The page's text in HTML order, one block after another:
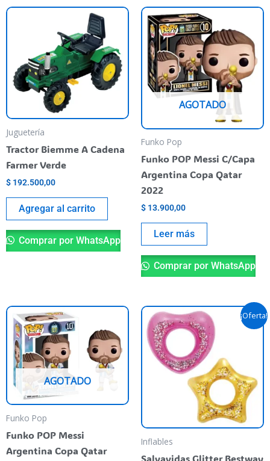
Juguetería
Tractor Biemme A Cadena
Farmer Verde
$ 192.500,00
Agregar al carrito
Comprar por WhatsApp
AGOTADO
Funko Pop
Funko POP Messi C/Capa
Argentina Copa Qatar
2022
$ 13.900,00
Leer más
Comprar por WhatsApp
AGOTADO
Funko Pop
Funko POP Messi
Argentina Copa Qatar
¡Oferta!
Inflables
Salvavidas Glitter Bestway
El
precio
original
era:
$ 32.900,00.
El
precio
actual
se